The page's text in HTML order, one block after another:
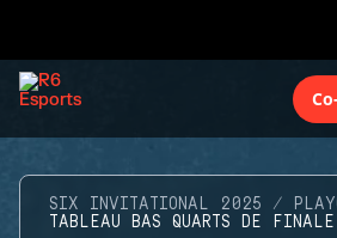
SIX INVITATIONAL 2025
TABLEAU BAS QUARTS DE FINALE